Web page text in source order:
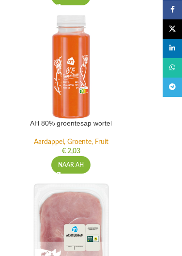
AH 80% groentesap wortel
Aardappel, Groente, Fruit
€2,03
NAAR AH